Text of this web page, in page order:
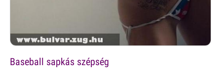
Baseball sapkás szépség